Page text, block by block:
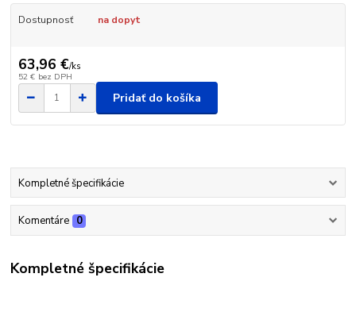
Dostupnosť na dopyt
63,96 €/ks
52 € bez DPH
Pridať do košíka
Kompletné špecifikácie
Komentáre 0
Kompletné špecifikácie